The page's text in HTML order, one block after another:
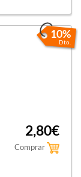
10%
Dto.
2,80€
Comprar